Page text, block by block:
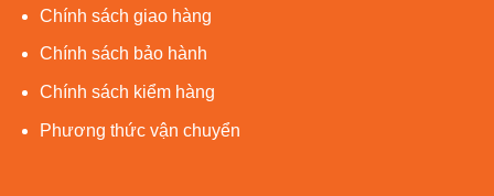
Chính sách giao hàng
Chính sách bảo hành
Chính sách kiểm hàng
Phương thức vận chuyển